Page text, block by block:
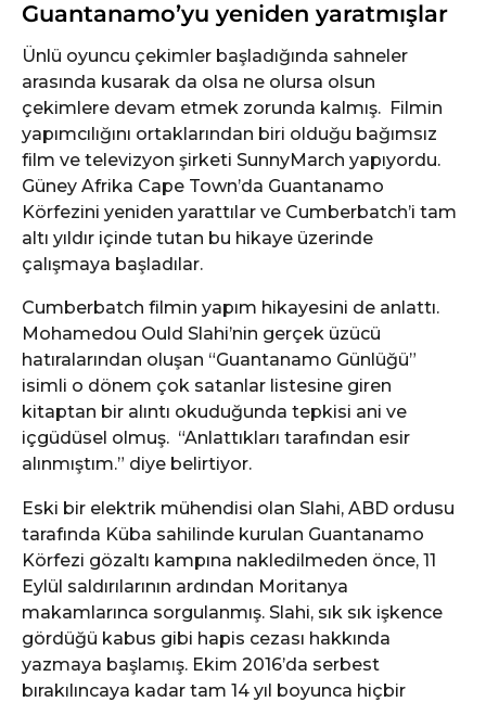
Guantanamo’yu yeniden yaratmışlar
Ünlü oyuncu çekimler başladığında sahneler
arasında kusarak da olsa ne olursa olsun
çekimlere devam etmek zorunda kalmış. Filmin
yapımcılığını ortaklarından biri olduğu bağımsız
film ve televizyon şirketi SunnyMarch yapıyordu.
Güney Afrika Cape Town’da Guantanamo
Körfezini yeniden yarattılar ve Cumberbatch’i tam
altı yıldır içinde tutan bu hikaye üzerinde
çalışmaya başladılar.
Cumberbatch filmin yapım hikayesini de anlattı.
Mohamedou Ould Slahi’nin gerçek üzücü
hatıralarından oluşan “Guantanamo Günlüğü”
isimli o dönem çok satanlar listesine giren
kitaptan bir alıntı okuduğunda tepkisi ani ve
içgüdüsel olmuş. “Anlattıkları tarafından esir
alınmıştım.” diye belirtiyor.
Eski bir elektrik mühendisi olan Slahi, ABD ordusu
tarafında Küba sahilinde kurulan Guantanamo
Körfezi gözaltı kampına nakledilmeden önce, 11
Eylül saldırılarının ardından Moritanya
makamlarınca sorgulanmış. Slahi, sık sık işkence
gördüğü kabus gibi hapis cezası hakkında
yazmaya başlamış. Ekim 2016’da serbest
bırakılıncaya kadar tam 14 yıl boyunca hiçbir